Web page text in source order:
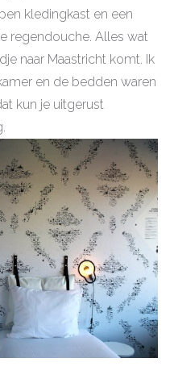
kledingkast en een
regendouche. Alles wat
naar Maastricht komt. Ik
en de bedden waren
kun je uitgerust